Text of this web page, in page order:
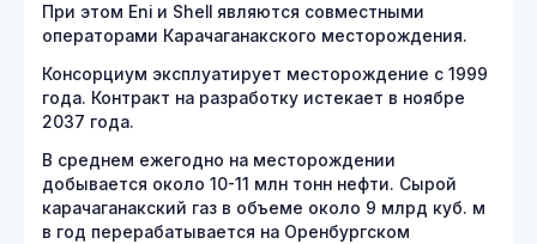
При этом Eni и Shell являются совместными
операторами Карачаганакского месторождения.
Консорциум эксплуатирует месторождение с 1999
года. Контракт на разработку истекает в ноябре
2037 года.
В среднем ежегодно на месторождении
добывается около 10-11 млн тонн нефти. Сырой
карачаганакский газ в объеме около 9 млрд куб. м
в год перерабатывается на Оренбургском